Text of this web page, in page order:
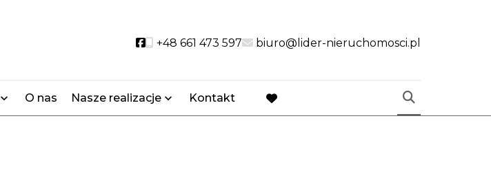
Social link
+48 661 473 597 biuro@lider-nieruchomosci.pl
O nas Nasze realizacje Kontakt
favorite